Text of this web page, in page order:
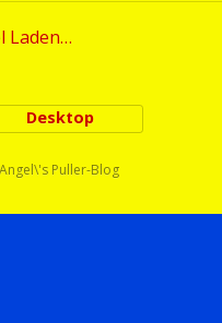
Laden…
Desktop
Puller-Blog